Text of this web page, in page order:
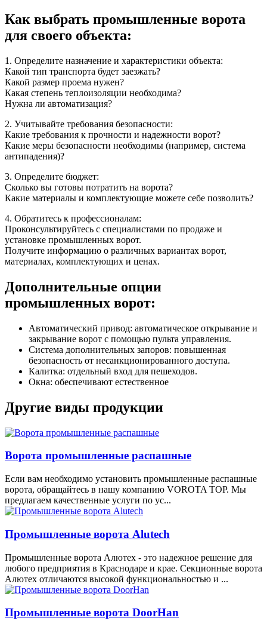
Как выбрать промышленные ворота
для своего объекта:
1. Определите назначение и характеристики объекта:
Какой тип транспорта будет заезжать?
Какой размер проема нужен?
Какая степень теплоизоляции необходима?
Нужна ли автоматизация?
2. Учитывайте требования безопасности:
Какие требования к прочности и надежности ворот?
Какие меры безопасности необходимы (например, система
антипадения)?
3. Определите бюджет:
Сколько вы готовы потратить на ворота?
Какие материалы и комплектующие можете себе позволить?
4. Обратитесь к профессионалам:
Проконсультируйтесь с специалистами по продаже и
установке промышленных ворот.
Получите информацию о различных вариантах ворот,
материалах, комплектующих и ценах.
Дополнительные опции
промышленных ворот:
Автоматический привод: автоматическое открывание и
закрывание ворот с помощью пульта управления.
Система дополнительных запоров: повышенная
безопасность от несанкционированного доступа.
Калитка: отдельный вход для пешеходов.
Окна: обеспечивают естественное
Другие виды продукции
Ворота промышленные распашные
Если вам необходимо установить промышленные распашные
ворота, обращайтесь в нашу компанию VOROTA TOP. Мы
предлагаем качественные услуги по ус...
Промышленные ворота Alutech
Промышленные ворота Алютех - это надежное решение для
любого предприятия в Краснодаре и крае. Секционные ворота
Алютех отличаются высокой функциональностью и ...
Промышленные ворота DoorHan